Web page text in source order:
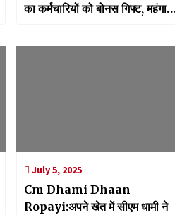
का कर्मचारियों को बोनस गिफ्ट, महंगाई
July 5, 2025
Cm Dhami Dhaan
Ropayi:अपने खेत में सीएम धामी ने